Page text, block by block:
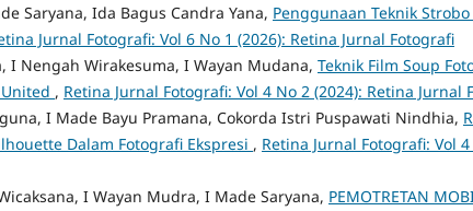
Saryana, Ida Bagus Candra Yana, Penggunaan Teknik
Jurnal Fotografi: Vol 6 No 1 (2026): Retina Jurnal Fotografi
I Nengah Wirakesuma, I Wayan Mudana, Teknik Film Soup
, Retina Jurnal Fotografi: Vol 4 No 2 (2024): Retina Jurnal
I Made Bayu Pramana, Cokorda Istri Puspawati Nindhia,
Dalam Fotografi Ekspresi , Retina Jurnal Fotografi: Vol
I Wayan Mudra, I Made Saryana, PEMOTRETAN